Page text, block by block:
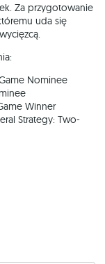
Za przygotowanie
uda się
Nominee
Winner
Strategy: Two-